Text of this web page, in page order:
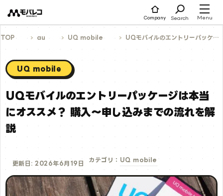
ツ
ス
Company Search Menu
TOP au UQ mobile UQモバイルのエントリーパッケージは本当にオススメ？ 購入～申し込みまでの流れを解説
UQ mobile
UQモバイルのエントリーパッケージは本当
にオススメ？ 購入～申し込みまでの流れを解
説
更新日: 2026年6月19日
カテゴリ： UQ mobile